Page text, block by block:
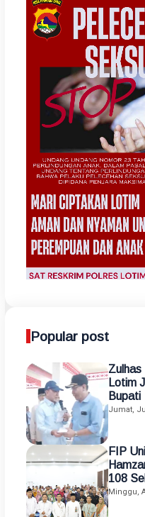
Popular post
Zulhas
Lotim
Bupati
Jumat,
FIP
108
Timur,
Minggu,